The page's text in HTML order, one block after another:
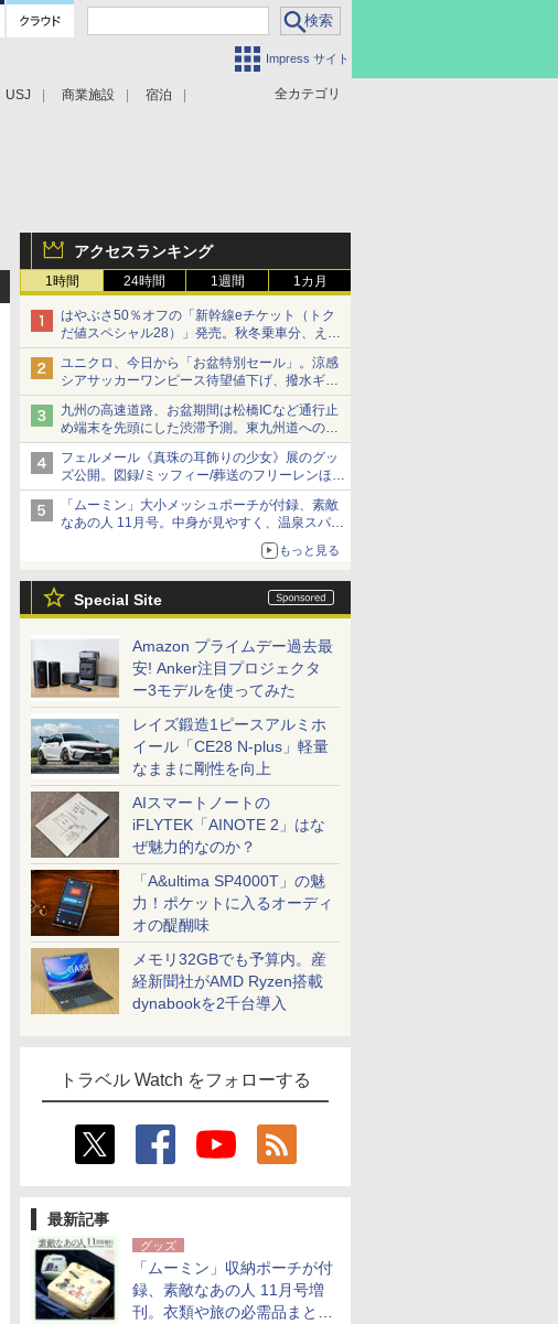
Impress サイト
全カテゴリ
USJ 商業施設 宿泊
アクセスランキング
1時間 24時間 1週間 1カ月
はやぶさ50％オフの「新幹線eチケット（トク
だ値スペシャル28）」発売。秋冬乗車分、えき
ねっと限定
ユニクロ、今日から「お盆特別セール」。涼感
シアサッカーワンピース待望値下げ、撥水ギア
ショーツは1990円に
九州の高速道路、お盆期間は松橋ICなど通行止
め端末を先頭にした渋滞予測。東九州道への迂
回は料金調整を実施
フェルメール《真珠の耳飾りの少女》展のグッ
ズ公開。図録/ミッフィー/葬送のフリーレンほ
か、注目ブランドコラボが実現
「ムーミン」大小メッシュポーチが付録、素敵
なあの人 11月号。中身が見やすく、温泉スパに
もっと見る
Special Site
Amazon プライムデー過去最
安! Anker注目プロジェクタ
ー3モデルを使ってみた
レイズ鍛造1ピースアルミホ
イール「CE28 N-plus」軽量
なままに剛性を向上
AIスマートノートの
iFLYTEK「AINOTE 2」はな
ぜ魅力的なのか？
「A&ultima SP4000T」の魅
力！ポケットに入るオーディ
オの醍醐味
メモリ32GBでも予算内。産
経新聞社がAMD Ryzen搭載
dynabookを2千台導入
トラベル Watch をフォローする
最新記事
グッズ
「ムーミン」収納ポーチが付
録、素敵なあの人 11月号増
刊。衣類や旅の必需品まとま